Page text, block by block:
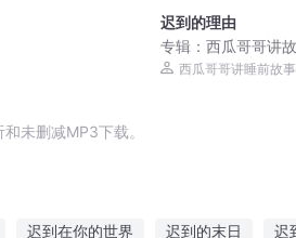
迟到的理由
专辑：西瓜哥哥讲
西瓜哥哥讲睡前故事
未删减MP3下载。
迟到在你的世界 迟到的末日 迟